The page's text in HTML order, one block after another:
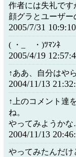
作者には失礼で
顔グラとユーザー
2005/7/31 10:9:10
( ・_ゝ・)ﾂﾏﾝﾈ
2005/4/19
↑ああ、自分はや
2004/11/13
↑上のコメント達
ね。
やってみようか
2004/11/13
やってみたんだ